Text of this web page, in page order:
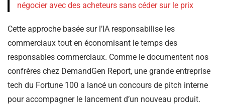
négocier avec des acheteurs sans céder sur le prix
Cette approche basée sur l’IA responsabilise les
commerciaux tout en économisant le temps des
responsables commerciaux. Comme le documentent nos
confrères chez DemandGen Report, une grande entreprise
tech du Fortune 100 a lancé un concours de pitch interne
pour accompagner le lancement d’un nouveau produit.